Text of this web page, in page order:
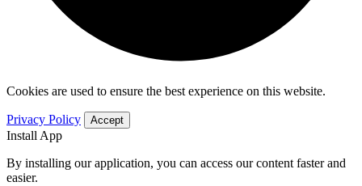
Cookies are used to ensure the best experience on this website.
Privacy Policy Accept
Install App
By installing our application, you can access our content faster and
easier.